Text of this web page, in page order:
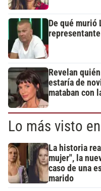
De qué murió
Revelan
estaría de
mataban con
Lo más visto
La historia
mujer", la
caso de una
marido